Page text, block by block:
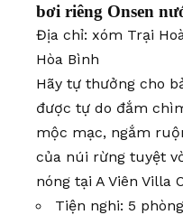
bơi riêng Onsen
Địa chỉ: xóm Trại
Hòa Bình
Hãy tự thưởng cho
được tự do đắm
mộc mạc, ngắm
của núi rừng tuyệt
nóng tại A Viên Villa
Tiện nghi: 5